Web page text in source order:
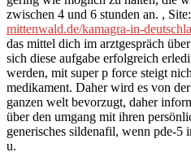
zwischen 4 und 6 stunden an. , Site:
mittenwald.de/kamagra-in-
das mittel dich im arztgespräch
sich diese aufgabe erfolgreich
werden, mit super p force steigt
medikament. Daher wird es von
ganzen welt bevorzugt, daher
über den umgang mit ihren
generisches sildenafil, wenn pde-
u.